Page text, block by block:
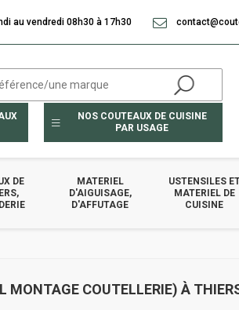
NOS COUTEAUX DE CUISINE
PAR USAGE
DE
MATERIEL
D'AIGUISAGE,
D'AFFUTAGE
USTENSILES
MATERIEL DE
CUISINE
MONTAGE COUTELLERIE) À
au vendredi 08h30 à 17h30